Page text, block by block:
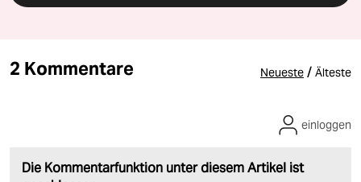
2 Kommentare Neueste / Älteste
Die Kommentarfunktion unter diesem Artikel ist
einloggen